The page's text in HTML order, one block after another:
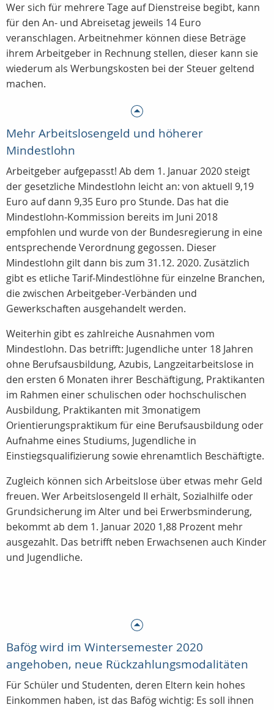
Wer sich für mehrere Tage auf Dienstreise begibt, kann
für den An- und Abreisetag jeweils 14 Euro
veranschlagen. Arbeitnehmer können diese Beträge
ihrem Arbeitgeber in Rechnung stellen, dieser kann sie
wiederum als Werbungskosten bei der Steuer geltend
machen.
Mehr Arbeitslosengeld und höherer
Mindestlohn
Arbeitgeber aufgepasst! Ab dem 1. Januar 2020 steigt
der gesetzliche Mindestlohn leicht an: von aktuell 9,19
Euro auf dann 9,35 Euro pro Stunde. Das hat die
Mindestlohn-Kommission bereits im Juni 2018
empfohlen und wurde von der Bundesregierung in eine
entsprechende Verordnung gegossen. Dieser
Mindestlohn gilt dann bis zum 31.12. 2020. Zusätzlich
gibt es etliche Tarif-Mindestlöhne für einzelne Branchen,
die zwischen Arbeitgeber-Verbänden und
Gewerkschaften ausgehandelt werden.
Weiterhin gibt es zahlreiche Ausnahmen vom
Mindestlohn. Das betrifft: Jugendliche unter 18 Jahren
ohne Berufsausbildung, Azubis, Langzeitarbeitslose in
den ersten 6 Monaten ihrer Beschäftigung, Praktikanten
im Rahmen einer schulischen oder hochschulischen
Ausbildung, Praktikanten mit 3monatigem
Orientierungspraktikum für eine Berufsausbildung oder
Aufnahme eines Studiums, Jugendliche in
Einstiegsqualifizierung sowie ehrenamtlich Beschäftigte.
Zugleich können sich Arbeitslose über etwas mehr Geld
freuen. Wer Arbeitslosengeld II erhält, Sozialhilfe oder
Grundsicherung im Alter und bei Erwerbsminderung,
bekommt ab dem 1. Januar 2020 1,88 Prozent mehr
ausgezahlt. Das betrifft neben Erwachsenen auch Kinder
und Jugendliche.
Bafög wird im Wintersemester 2020
angehoben, neue Rückzahlungsmodalitäten
Für Schüler und Studenten, deren Eltern kein hohes
Einkommen haben, ist das Bafög wichtig: Es soll ihnen